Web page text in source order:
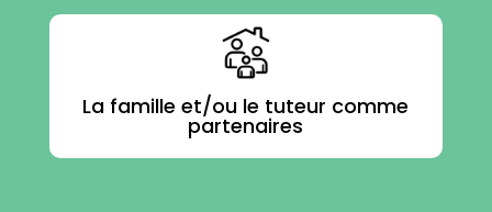
La famille et/ou le tuteur comme
partenaires